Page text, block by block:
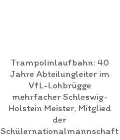
Trampolinlaufbahn: 40
Jahre Abteilungleiter im
VfL-Lohbrügge
mehrfacher Schleswig-
Holstein Meister, Mitglied
der
Schülernationalmannschaft